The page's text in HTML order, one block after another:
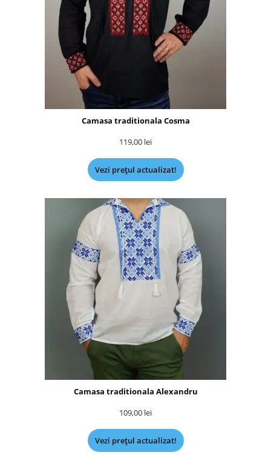
Camasa traditionala Cosma
119,00 lei
Vezi prețul actualizat!
Camasa traditionala Alexandru
109,00 lei
Vezi prețul actualizat!